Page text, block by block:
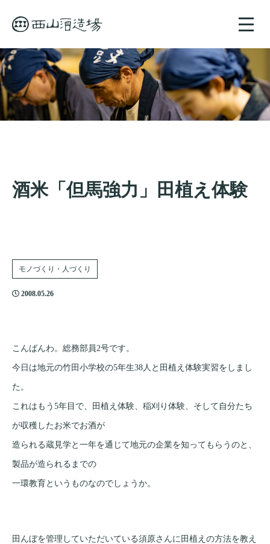
toggle
酒米「但馬強力」田植え体験
モノづくり・人づくり
2008.05.26
こんばんわ。総務部員2号です。
今日は地元の竹田小学校の5年生38人と田植え体験実習をしまし
た。
これはもう5年目で、田植え体験、稲刈り体験、そして自分たち
が収穫したお米でお酒が
造られる蔵見学と一年を通じて地元の企業を知ってもらうのと、
製品が造られるまでの
一環教育というものなのでしょうか。
田んぼを管理していただいている須原さんに田植えの方法を教え